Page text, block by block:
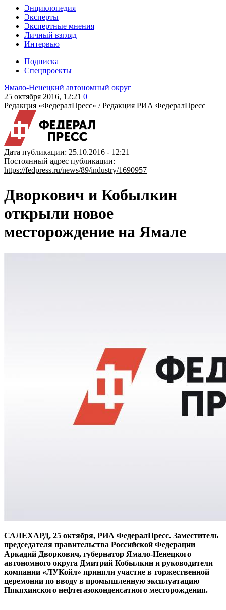
Энциклопедия
Эксперты
Экспертные мнения
Личный взгляд
Интервью
Подписка
Спецпроекты
Ямало-Ненецкий автономный округ
25 октября 2016, 12:21 0
Редакция «ФедералПресс» /Редакция РИА ФедералПресс
Дата публикации: 25.10.2016 - 12:21
Постоянный адрес публикации:
https://fedpress.ru/news/89/industry/1690957
Дворкович и Кобылкин
открыли новое
месторождение на Ямале
САЛЕХАРД, 25 октября, РИА ФедералПресс. Заместитель
председателя правительства Российской Федерации
Аркадий Дворкович, губернатор Ямало-Ненецкого
автономного округа Дмитрий Кобылкин и руководители
компании «ЛУКойл» приняли участие в торжественной
церемонии по вводу в промышленную эксплуатацию
Пякяхинского нефтегазоконденсатного месторождения.